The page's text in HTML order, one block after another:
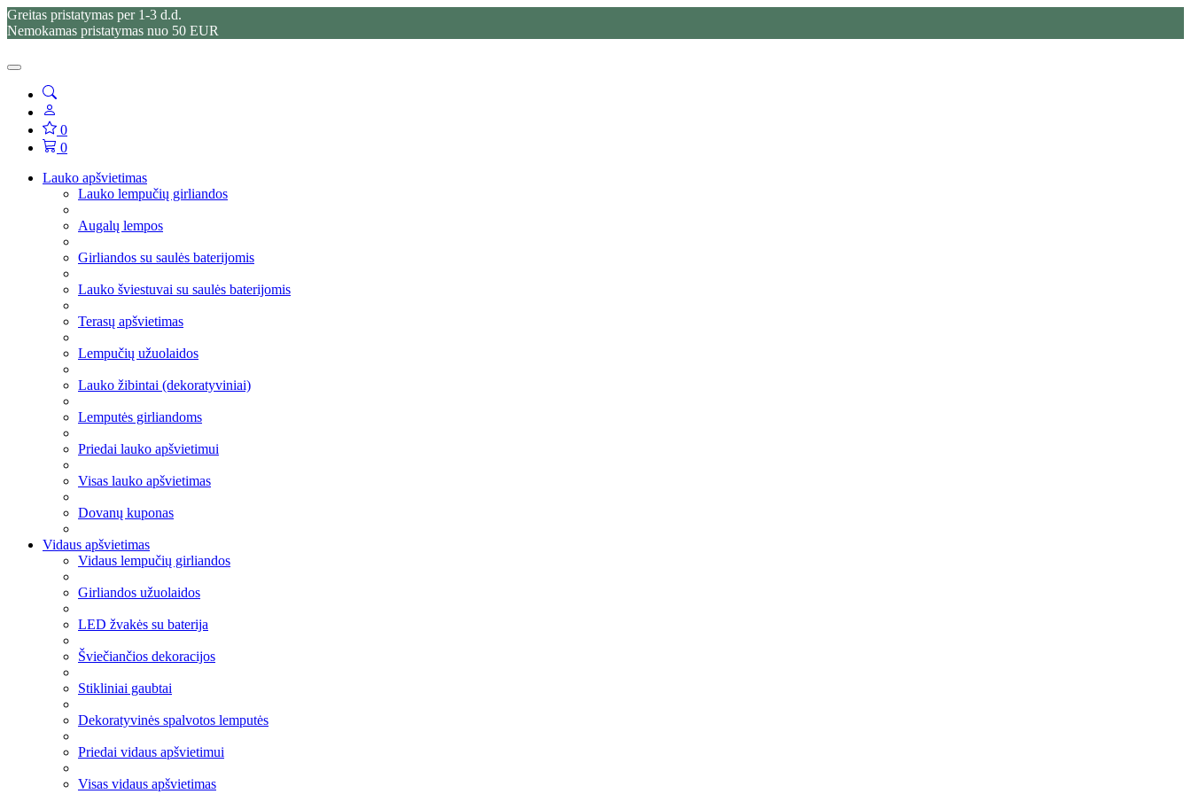
Greitas pristatymas per 1-3 d.d.
Nemokamas pristatymas nuo 50 EUR
0
0
Lauko apšvietimas
Lauko lempučių girliandos
Augalų lempos
Girliandos su saulės baterijomis
Lauko šviestuvai su saulės baterijomis
Terasų apšvietimas
Lempučių užuolaidos
Lauko žibintai (dekoratyviniai)
Lemputės girliandoms
Priedai lauko apšvietimui
Visas lauko apšvietimas
Dovanų kuponas
Vidaus apšvietimas
Vidaus lempučių girliandos
Girliandos užuolaidos
LED žvakės su baterija
Šviečiančios dekoracijos
Stikliniai gaubtai
Dekoratyvinės spalvotos lemputės
Priedai vidaus apšvietimui
Visas vidaus apšvietimas